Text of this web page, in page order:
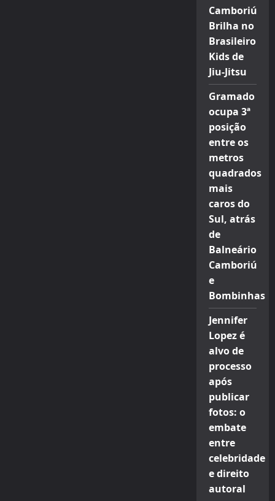
Camboriú
Brilha no
Brasileiro
Kids de
Jiu-Jitsu
Gramado
ocupa 3ª
posição
entre os
metros
quadrados
mais
caros do
Sul, atrás
de
Balneário
Camboriú
e
Bombinhas
Jennifer
Lopez é
alvo de
processo
após
publicar
fotos: o
embate
entre
celebridade
e direito
autoral